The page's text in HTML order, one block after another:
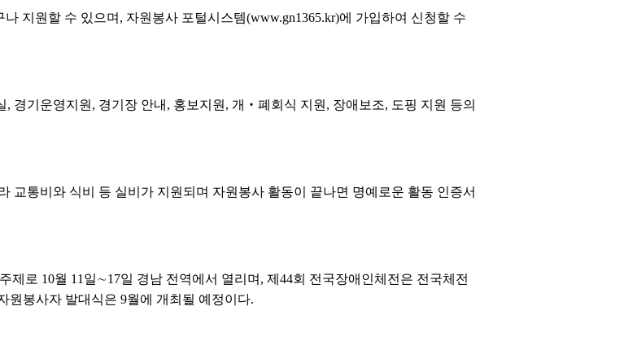
지원할 수 있으며, 자원봉사 포털시스템(www.gn1365.kr)에 가입하여 신청할 수
경기운영지원, 경기장 안내, 홍보지원, 개‧폐회식 지원, 장애보조, 도핑 지원 등의
교통비와 식비 등 실비가 지원되며 자원봉사 활동이 끝나면 명예로운 활동 인증서
제로 10월 11일∼17일 경남 전역에서 열리며, 제44회 전국장애인체전은 전국체전
원봉사자 발대식은 9월에 개최될 예정이다.